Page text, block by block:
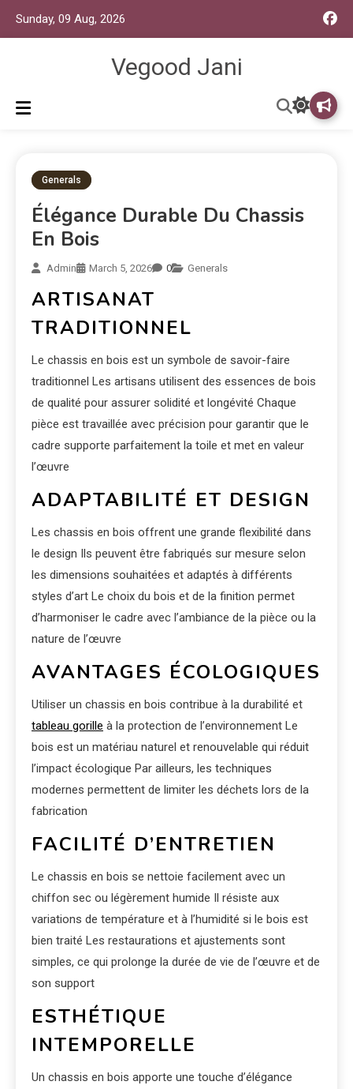
Sunday, 09 Aug, 2026
Vegood Jani
Generals
Élégance Durable Du Chassis
En Bois
Admin March 5, 2026 0 Generals
ARTISANAT
TRADITIONNEL
Le chassis en bois est un symbole de savoir-faire
traditionnel Les artisans utilisent des essences de bois
de qualité pour assurer solidité et longévité Chaque
pièce est travaillée avec précision pour garantir que le
cadre supporte parfaitement la toile et met en valeur
l’œuvre
ADAPTABILITÉ ET DESIGN
Les chassis en bois offrent une grande flexibilité dans
le design Ils peuvent être fabriqués sur mesure selon
les dimensions souhaitées et adaptés à différents
styles d’art Le choix du bois et de la finition permet
d’harmoniser le cadre avec l’ambiance de la pièce ou la
nature de l’œuvre
AVANTAGES ÉCOLOGIQUES
Utiliser un chassis en bois contribue à la durabilité et
tableau gorille à la protection de l’environnement Le
bois est un matériau naturel et renouvelable qui réduit
l’impact écologique Par ailleurs, les techniques
modernes permettent de limiter les déchets lors de la
fabrication
FACILITÉ D’ENTRETIEN
Le chassis en bois se nettoie facilement avec un
chiffon sec ou légèrement humide Il résiste aux
variations de température et à l’humidité si le bois est
bien traité Les restaurations et ajustements sont
simples, ce qui prolonge la durée de vie de l’œuvre et de
son support
ESTHÉTIQUE
INTEMPORELLE
Un chassis en bois apporte une touche d’élégance